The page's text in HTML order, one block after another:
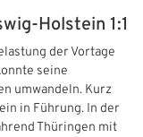
1:1
der Vortage
seine
umwandeln. Kurz
in Führung. In der
Thüringen mit